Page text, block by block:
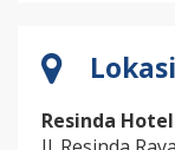
Lokasi
Resinda Hotel